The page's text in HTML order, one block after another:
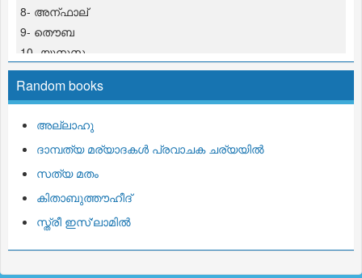
8- അന്ഫാല്
9- തൌബ
10- യൂനുസ
11- ഹൂദ്
12- യൂസുഫ്
14- ഇബ്റാഹീം
15- ഹിജ്റ്
16- നഹ് ല്
17- ഇസ് റാഅ്
18- കഹ്ഫ്
19- മറ് യം
20- ത്വഹാ
21- അന്പിയാ
Random books
അല്ലാഹു
ദാമ്പത്യ മര്യാദകള്‍ പ്രവാചക ചര്യയില്‍
സത്യ മതം
കിതാബുത്തൗഹീദ്‌
സ്ത്രീ ഇസ്‘ലാമില്‍